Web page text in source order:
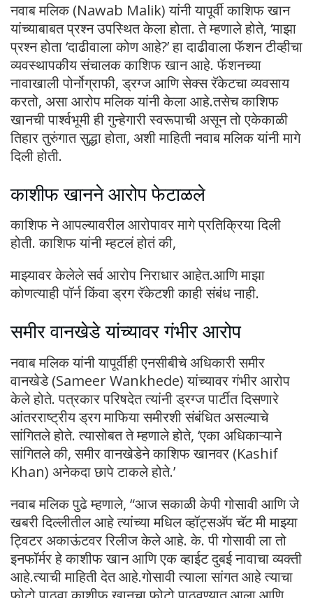
नवाब मलिक (Nawab Malik) यांनी यापूर्वी काशिफ खान
यांच्याबाबत प्रश्न उपस्थित केला होता. ते म्हणाले होते, ‘माझा
प्रश्न होता ‘दाढीवाला कोण आहे?’ हा दाढीवाला फॅशन टीव्हीचा
व्यवस्थापकीय संचालक काशिफ खान आहे. फॅशनच्या
नावाखाली पोर्नोग्राफी, ड्रग्ज आणि सेक्स रॅकेटचा व्यवसाय
करतो, असा आरोप मलिक यांनी केला आहे.तसेच काशिफ
खानची पार्श्वभूमी ही गुन्हेगारी स्वरूपाची असून तो एकेकाळी
तिहार तुरुंगात सुद्धा होता, अशी माहिती नवाब मलिक यांनी मागे
दिली होती.
काशीफ खानने आरोप फेटाळले
काशिफ ने आपल्यावरील आरोपावर मागे प्रतिक्रिया दिली
होती. काशिफ यांनी म्हटलं होतं की,
माझ्यावर केलेले सर्व आरोप निराधार आहेत.आणि माझा
कोणत्याही पॉर्न किंवा ड्रग रॅकेटशी काही संबंध नाही.
समीर वानखेडे यांच्यावर गंभीर आरोप
नवाब मलिक यांनी यापूर्वीही एनसीबीचे अधिकारी समीर
वानखेडे (Sameer Wankhede) यांच्यावर गंभीर आरोप
केले होते. पत्रकार परिषदेत त्यांनी ड्रग्ज पार्टीत दिसणारे
आंतरराष्ट्रीय ड्रग माफिया समीरशी संबंधित असल्याचे
सांगितले होते. त्यासोबत ते म्हणाले होते, ‘एका अधिकाऱ्याने
सांगितले की, समीर वानखेडेने काशिफ खानवर (Kashif
Khan) अनेकदा छापे टाकले होते.’
नवाब मलिक पुढे म्हणाले, “आज सकाळी केपी गोसावी आणि जे
खबरी दिल्लीतील आहे त्यांच्या मधिल व्हॉट्सअ‍ॅप चॅट मी माझ्या
ट्विटर अकाऊंटवर रिलीज केले आहे. के. पी गोसावी ला तो
इनफॉर्मर हे काशीफ खान आणि एक व्हाईट दुबई नावाचा व्यक्ती
आहे.त्याची माहिती देत आहे.गोसावी त्याला सांगत आहे त्याचा